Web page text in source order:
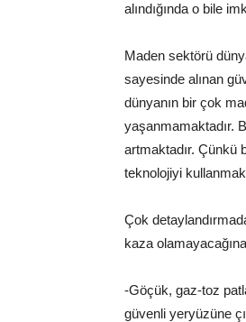
alındığında o bile
Maden sektörü
sayesinde alınan
dünyanın bir çok
yaşanmamaktadır.
artmaktadır. Çünkü
teknolojiyi
Çok
kaza
-Göçük, gaz-toz
güvenli yeryüzüne